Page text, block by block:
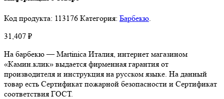
Код продукта: 113176 Категория: Барбекю.
31,407 ₽
На барбекю — Martinica Италия, интернет магазином
«Камин.клик» выдается фирменная гарантия от
производителя и инструкция на русском языке. На данный
товар есть Сертификат пожарной безопасности и Сертификат
соответствия ГОСТ.